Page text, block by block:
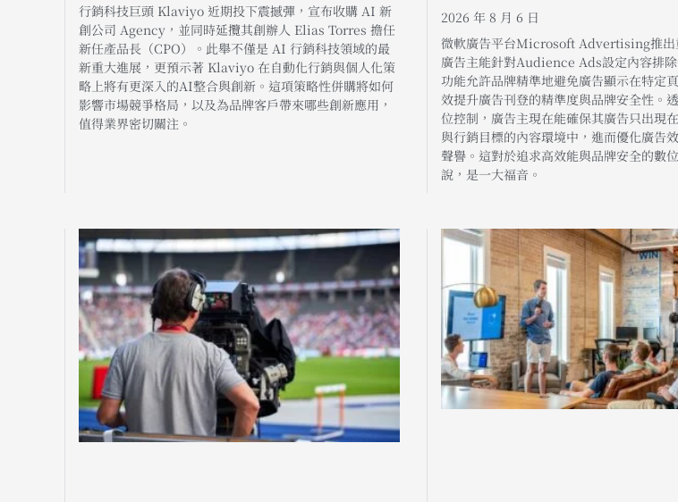
行銷科技巨頭 Klaviyo 近期投下震撼彈，宣布收購 AI 新
創公司 Agency，並同時延攬其創辦人 Elias Torres 擔任
新任產品長（CPO）。此舉不僅是 AI 行銷科技領域的最
新重大進展，更預示著 Klaviyo 在自動化行銷與個人化策
略上將有更深入的AI整合與創新。這項策略性併購將如何
影響市場競爭格局，以及為品牌客戶帶來哪些創新應用，
值得業界密切關注。
2026 年 8 月 6 日
微軟廣告平台Microsoft Advertising推出
廣告主能針對Audience Ads設定內容排
功能允許品牌精準地避免廣告顯示在特定
效提升廣告刊登的精準度與品牌安全性。
位控制，廣告主現在能確保其廣告只出現
與行銷目標的內容環境中，進而優化廣告
聲譽。這對於追求高效能與品牌安全的數
說，是一大福音。